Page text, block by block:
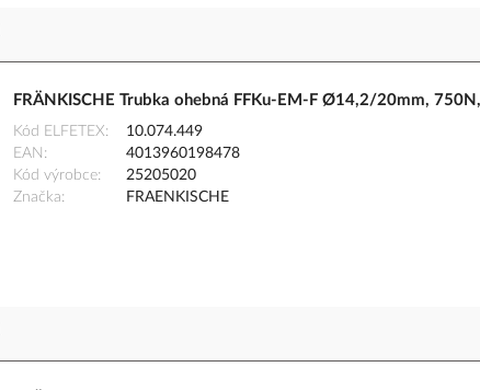
FRÄNKISCHE Trubka ohebná FFKu-EM-F Ø14,2/20mm,
Kód ELFETEX
10.074.449
EAN
4013960198478
Kód výrobce
25205020
Značka
FRAENKISCHE